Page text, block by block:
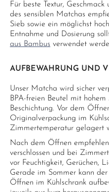
Für beste Textur,
des sensiblen Matchas
Sieb sowie ein möglichst
Entnahme und Dosierung
aus Bambus verwendet
AUFBEWAHRUNG UND
Unser Matcha wird sicher
BPA-freien Beutel mit
Beschichtung. Vor dem
Originalverpackung im
Zimmertemperatur gelagert
Nach dem Öffnen
verschlossen und bei
vor Feuchtigkeit, Gerüchen,
Gerade im Sommer kann
Öffnen im Kühlschrank